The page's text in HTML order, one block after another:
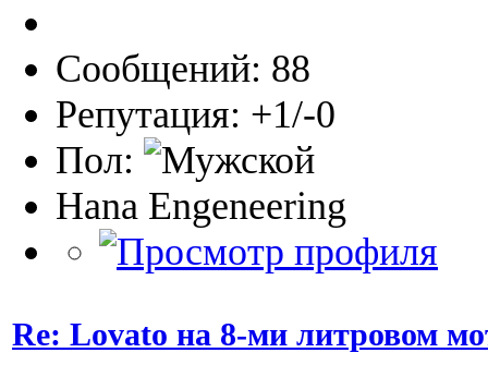
Сообщений: 88
Репутация: +1/-0
Пол:
Hana Engeneering
Re: Lovato на 8-ми литровом